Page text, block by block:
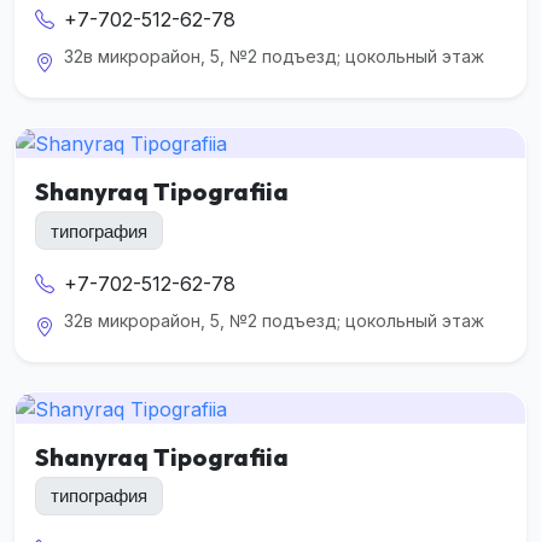
+7-702-512-62-78
32в микрорайон, 5, №2 подъезд; цокольный этаж
Shanyraq Tipografiia
типография
+7-702-512-62-78
32в микрорайон, 5, №2 подъезд; цокольный этаж
Shanyraq Tipografiia
типография